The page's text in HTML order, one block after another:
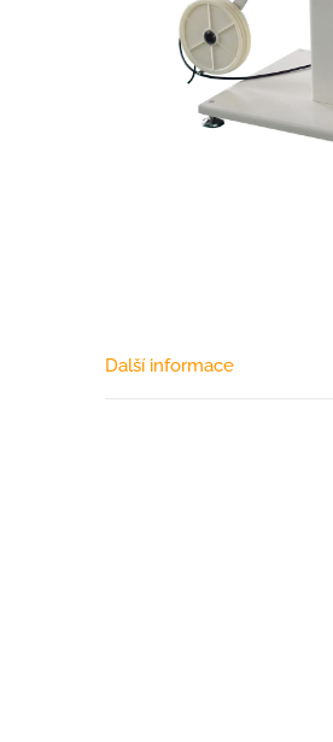
Další informace